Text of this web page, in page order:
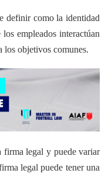
definir comola identidad
empleados interactúan
los objetivos comunes.
firma legal y puede variar
legal puede tener una